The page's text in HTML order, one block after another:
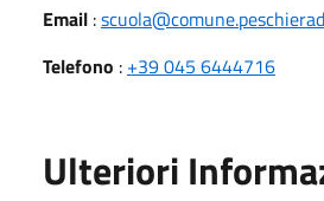
Email :
Telefono : +39 045 6444716
Ulteriori